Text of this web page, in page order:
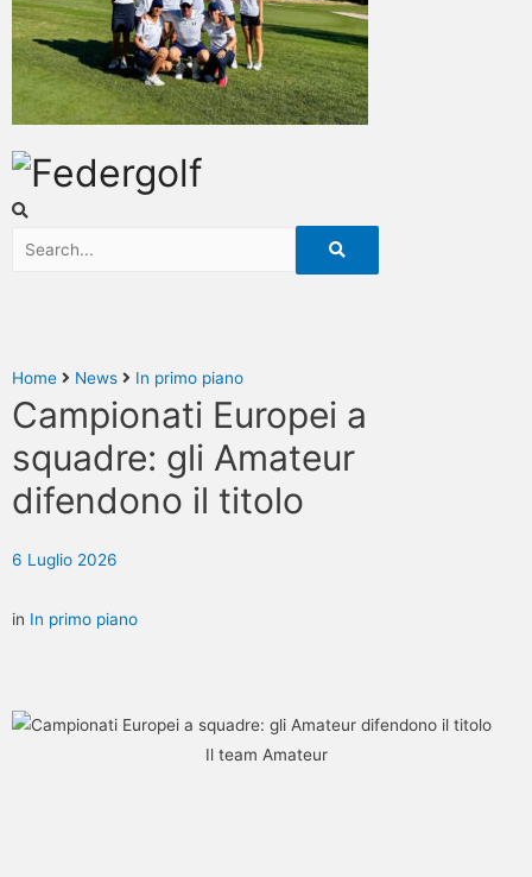
Home News In primo piano
Campionati Europei a
squadre: gli Amateur
difendono il titolo
6 Luglio 2026
in In primo piano
Il team Amateur